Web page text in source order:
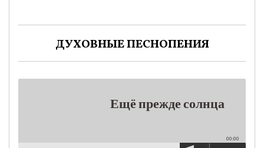
ДУХОВНЫЕ ПЕСНОПЕНИЯ
Ещё прежде солнца
00:00